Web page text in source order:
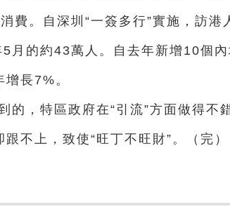
費。自深圳“一簽多行”實施，訪港
月的約43萬人。自去年新增10個內
長7%。
的，特區政府在“引流”方面做得不
不上，致使“旺丁不旺財”。（完）